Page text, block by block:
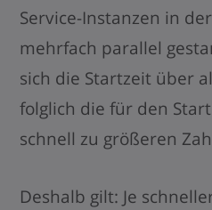
Service-Instanzen in
mehrfach parallel
sich die Startzeit über
folglich die für den
schnell zu größeren
Deshalb gilt: Je